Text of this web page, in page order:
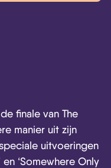
finale van The
manier uit zijn
uitvoeringen
en ‘Somewhere Only